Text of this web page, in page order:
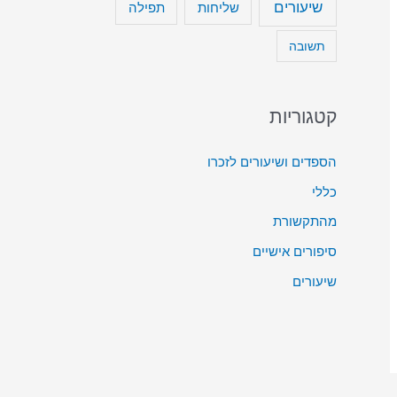
שיעורים שליחות תפילה
תשובה
קטגוריות
הספדים ושיעורים לזכרו
כללי
מהתקשורת
סיפורים אישיים
שיעורים